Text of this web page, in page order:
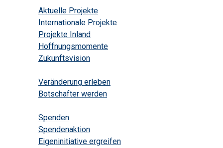
Aktuelle Projekte
Internationale Projekte
Projekte Inland
Hoffnungsmomente
Zukunftsvision
Veränderung erleben
Botschafter werden
Spenden
Spendenaktion
Eigeninitiative ergreifen